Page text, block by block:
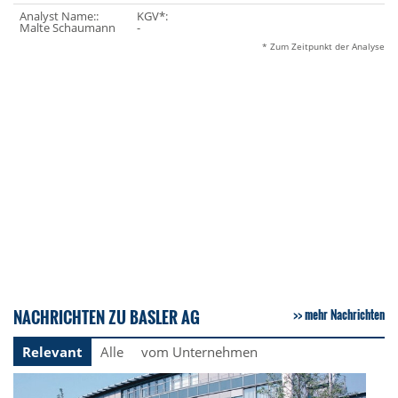
Analyst Name::
Malte Schaumann
KGV*:
-
* Zum Zeitpunkt der Analyse
NACHRICHTEN ZU BASLER AG mehr Nachrichten
Relevant Alle vom Unternehmen